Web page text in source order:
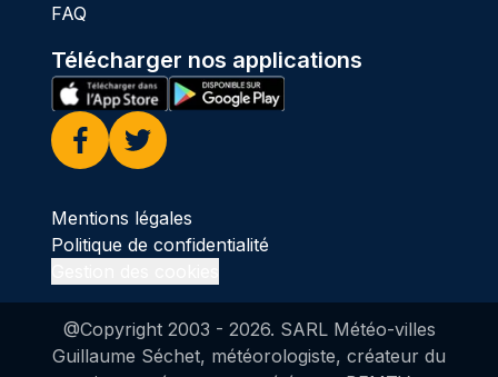
FAQ
Télécharger nos applications
Facebook
Twitter
Mentions légales
Politique de confidentialité
@Copyright 2003 - 2026. SARL Météo-villes
Guillaume Séchet, météorologiste, créateur du